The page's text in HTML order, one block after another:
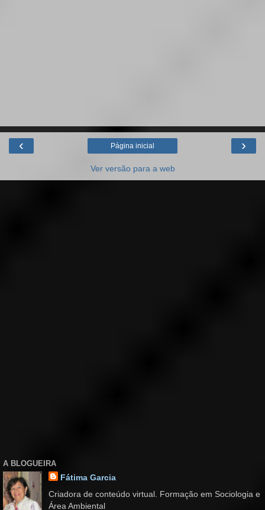
‹ ›
Página inicial
Ver versão para a web
A BLOGUEIRA
Fátima Garcia
Criadora de conteúdo virtual. Formação em Sociologia e
Área Ambiental